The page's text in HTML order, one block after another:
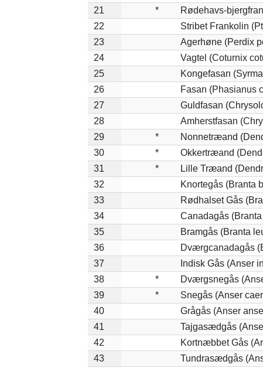
21
*
Rødehavs-
22
Stribet Frankolin
23
Agerhøne (Perdix
24
Vagtel (Coturnix
25
Kongefasan
26
Fasan (Phasianus
27
Guldfasan
28
Amherstfasan
29
*
Nonnetræand
30
*
Okkertræand
31
*
Lille Træand
32
Knortegås (Branta
33
Rødhalset Gås
34
Canadagås
35
Bramgås (Branta
36
Dværgcanadagås
37
Indisk Gås (Anser
38
*
Dværgsnegås
39
*
Snegås (Anser
40
Grågås (Anser
41
Tajgasædgås
42
Kortnæbbet Gås
43
Tundrasædgås